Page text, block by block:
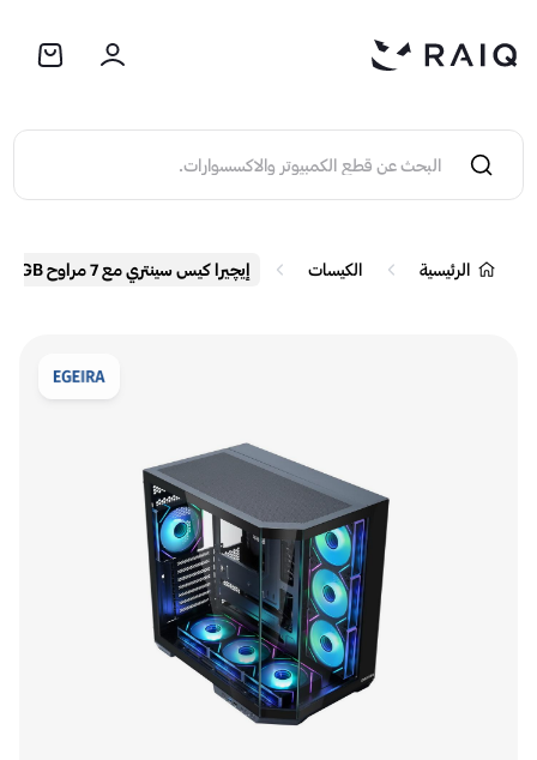
الرئيسية الكيسات إيچيرا كيس سينتري مع 7 مراوح ARGB